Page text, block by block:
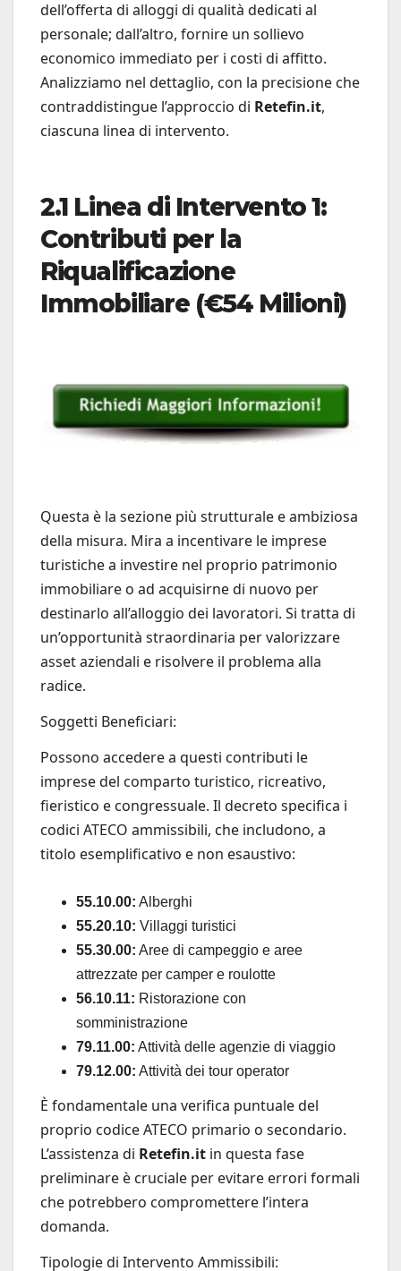
dell’offerta di alloggi di qualità dedicati al
personale; dall’altro, fornire un sollievo
economico immediato per i costi di affitto.
Analizziamo nel dettaglio, con la precisione che
contraddistingue l’approccio di Retefin.it,
ciascuna linea di intervento.
2.1 Linea di Intervento 1:
Contributi per la
Riqualificazione
Immobiliare (€54 Milioni)
Questa è la sezione più strutturale e ambiziosa
della misura. Mira a incentivare le imprese
turistiche a investire nel proprio patrimonio
immobiliare o ad acquisirne di nuovo per
destinarlo all’alloggio dei lavoratori. Si tratta di
un’opportunità straordinaria per valorizzare
asset aziendali e risolvere il problema alla
radice.
Soggetti Beneficiari:
Possono accedere a questi contributi le
imprese del comparto turistico, ricreativo,
fieristico e congressuale. Il decreto specifica i
codici ATECO ammissibili, che includono, a
titolo esemplificativo e non esaustivo:
55.10.00: Alberghi
55.20.10: Villaggi turistici
55.30.00: Aree di campeggio e aree
attrezzate per camper e roulotte
56.10.11: Ristorazione con
somministrazione
79.11.00: Attività delle agenzie di viaggio
79.12.00: Attività dei tour operator
È fondamentale una verifica puntuale del
proprio codice ATECO primario o secondario.
L’assistenza di Retefin.it in questa fase
preliminare è cruciale per evitare errori formali
che potrebbero compromettere l’intera
domanda.
Tipologie di Intervento Ammissibili: